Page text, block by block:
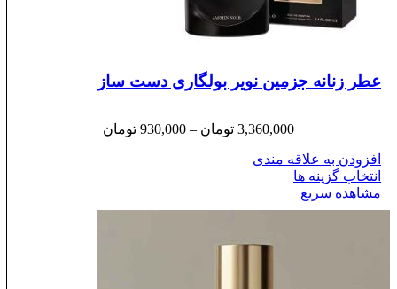
عطر زنانه جزمین نویر بولگاری دست ساز
3,360,000 تومان –
930,000 تومان
افزودن به علاقه مندی
انتخاب گزینه ها
مشاهده سریع